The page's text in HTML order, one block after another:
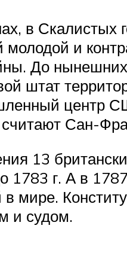
в Скалистых
молодой и
До
штат
центр
Сан-
13
1783 г. А в
в мире.
и судом.